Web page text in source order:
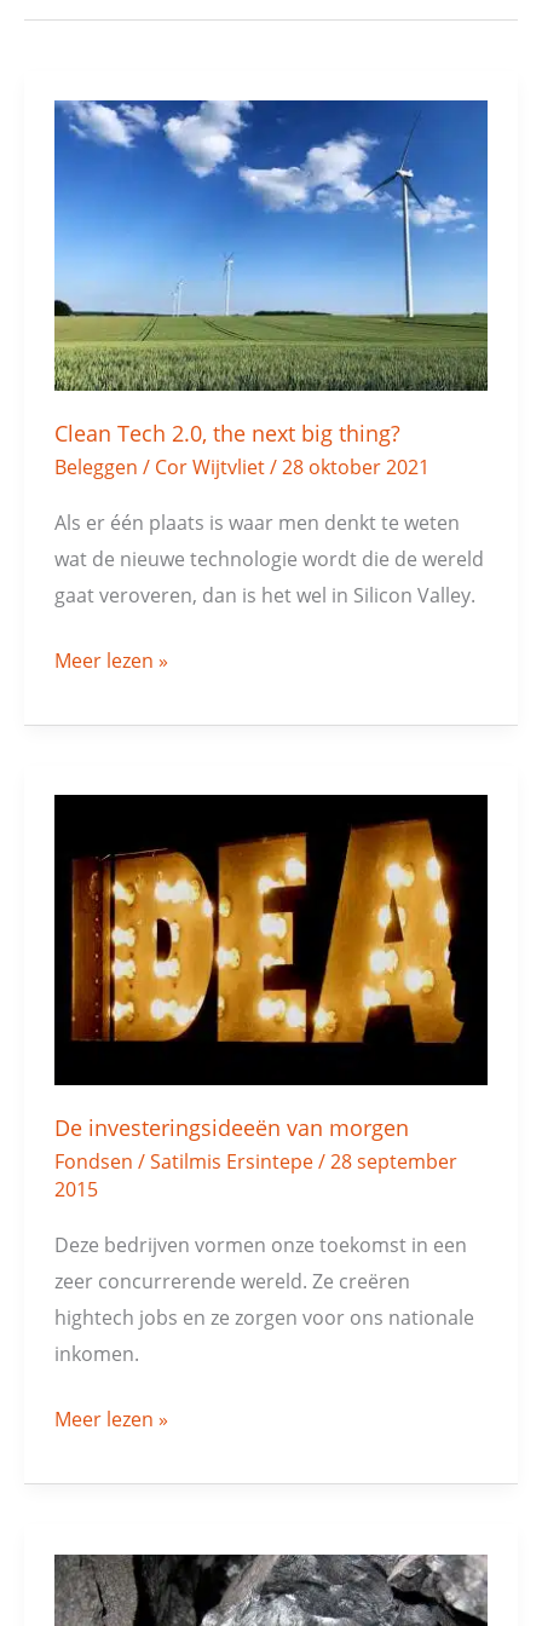
Clean Tech 2.0, the next big thing?
Beleggen / Cor Wijtvliet/28 oktober 2021
Als er één plaats is waar men denkt te weten
wat de nieuwe technologie wordt die de wereld
gaat veroveren, dan is het wel in Silicon Valley.
Clean
next
big
thing?
Meer lezen »
De investeringsideeën van morgen
Fondsen /Satilmis Ersintepe/28 september
2015
Deze bedrijven vormen onze toekomst in een
zeer concurrerende wereld. Ze creëren
hightech jobs en ze zorgen voor ons nationale
inkomen.
investeringsideeën
van
morgen
Meer lezen »
Bijkopen
schone